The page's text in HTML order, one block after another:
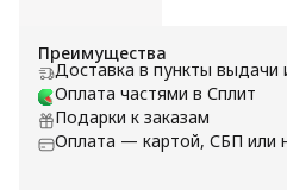
Преимущества
Доставка в пункты выдачи
Оплата частями в Сплит
Подарки к заказам
Оплата — картой, СБП или